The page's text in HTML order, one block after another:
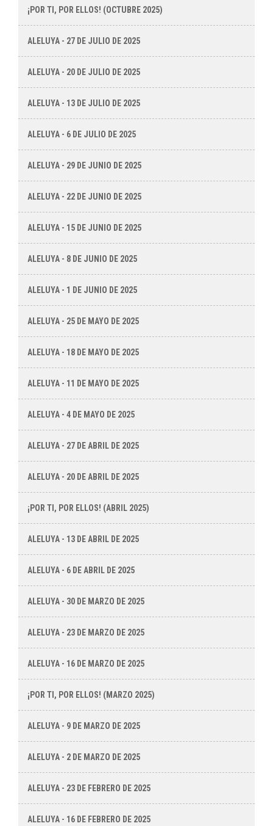
¡POR TI, POR ELLOS! (OCTUBRE 2025)
ALELUYA - 27 DE JULIO DE 2025
ALELUYA - 20 DE JULIO DE 2025
ALELUYA - 13 DE JULIO DE 2025
ALELUYA - 6 DE JULIO DE 2025
ALELUYA - 29 DE JUNIO DE 2025
ALELUYA - 22 DE JUNIO DE 2025
ALELUYA - 15 DE JUNIO DE 2025
ALELUYA - 8 DE JUNIO DE 2025
ALELUYA - 1 DE JUNIO DE 2025
ALELUYA - 25 DE MAYO DE 2025
ALELUYA - 18 DE MAYO DE 2025
ALELUYA - 11 DE MAYO DE 2025
ALELUYA - 4 DE MAYO DE 2025
ALELUYA - 27 DE ABRIL DE 2025
ALELUYA - 20 DE ABRIL DE 2025
¡POR TI, POR ELLOS! (ABRIL 2025)
ALELUYA - 13 DE ABRIL DE 2025
ALELUYA - 6 DE ABRIL DE 2025
ALELUYA - 30 DE MARZO DE 2025
ALELUYA - 23 DE MARZO DE 2025
ALELUYA - 16 DE MARZO DE 2025
¡POR TI, POR ELLOS! (MARZO 2025)
ALELUYA - 9 DE MARZO DE 2025
ALELUYA - 2 DE MARZO DE 2025
ALELUYA - 23 DE FEBRERO DE 2025
ALELUYA - 16 DE FEBRERO DE 2025